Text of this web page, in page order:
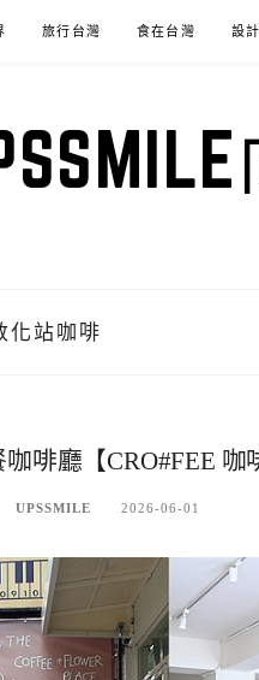
旅行台灣 食在台灣 設
化站咖啡
咖啡廳【CRO#FEE
UPSSMILE 2026-06-01